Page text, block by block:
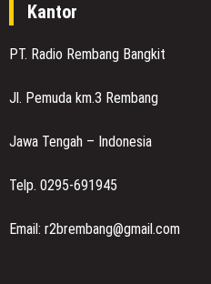
Kantor
PT. Radio Rembang Bangkit
Jl. Pemuda km.3 Rembang
Jawa Tengah – Indonesia
Telp. 0295-691945
Email: r2brembang@gmail.com